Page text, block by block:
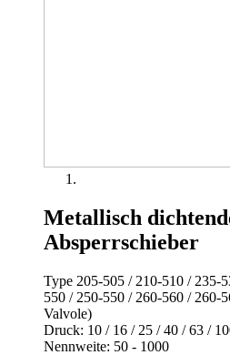
Metallisch
Absperrschieber
Type 205-505 / 210-510 / 235-
550 / 250-550 / 260-560 / 260-
Valvole)
Druck: 10 / 16 / 25 / 40 / 63 /
Nennweite: 50 - 1000